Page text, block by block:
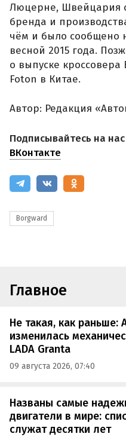
Люцерне, Швейцария
бренда и
чём и было сообщено
весной 2015 года.
о выпуске кроссовера
Foton в Китае.
Автор: Редакция
Подписывайтесь на
ВКонтакте
Borgward
Главное
Не такая, как раньше:
изменилась
LADA Granta
09 августа 2026, 07:40
Названы самые
двигатели в мире:
служат десятки лет